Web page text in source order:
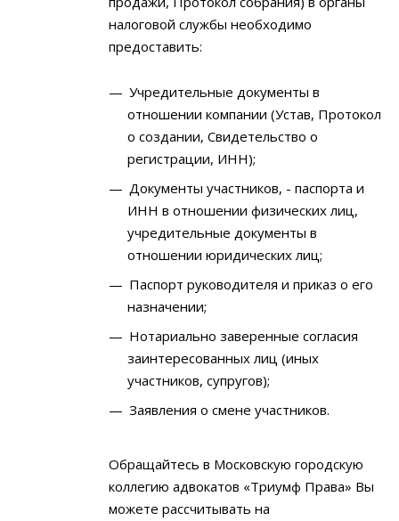
налоговой службы необходимо
предоставить:
Учредительные документы в
отношении компании (Устав, Протокол
о создании, Свидетельство о
регистрации, ИНН);
Документы участников, - паспорта и
ИНН в отношении физических лиц,
учредительные документы в
отношении юридических лиц;
Паспорт руководителя и приказ о его
назначении;
Нотариально заверенные согласия
заинтересованных лиц (иных
участников, супругов);
Заявления о смене участников.
Обращайтесь в Московскую городскую
коллегию адвокатов «Триумф Права» Вы
можете рассчитывать на